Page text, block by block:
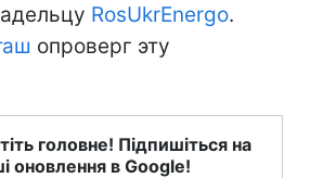
RosUkrEnergo.
опроверг эту
головне! Підпишіться на
оновлення в Google!